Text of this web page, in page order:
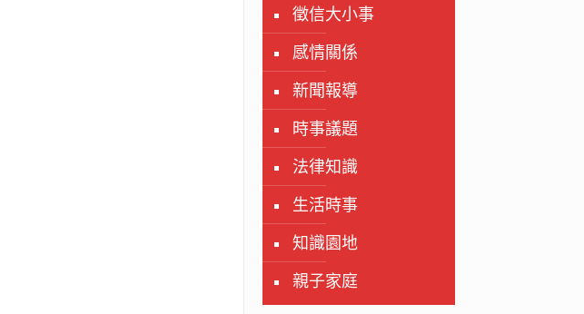
徵信大小事
感情關係
新聞報導
時事議題
法律知識
生活時事
知識園地
親子家庭